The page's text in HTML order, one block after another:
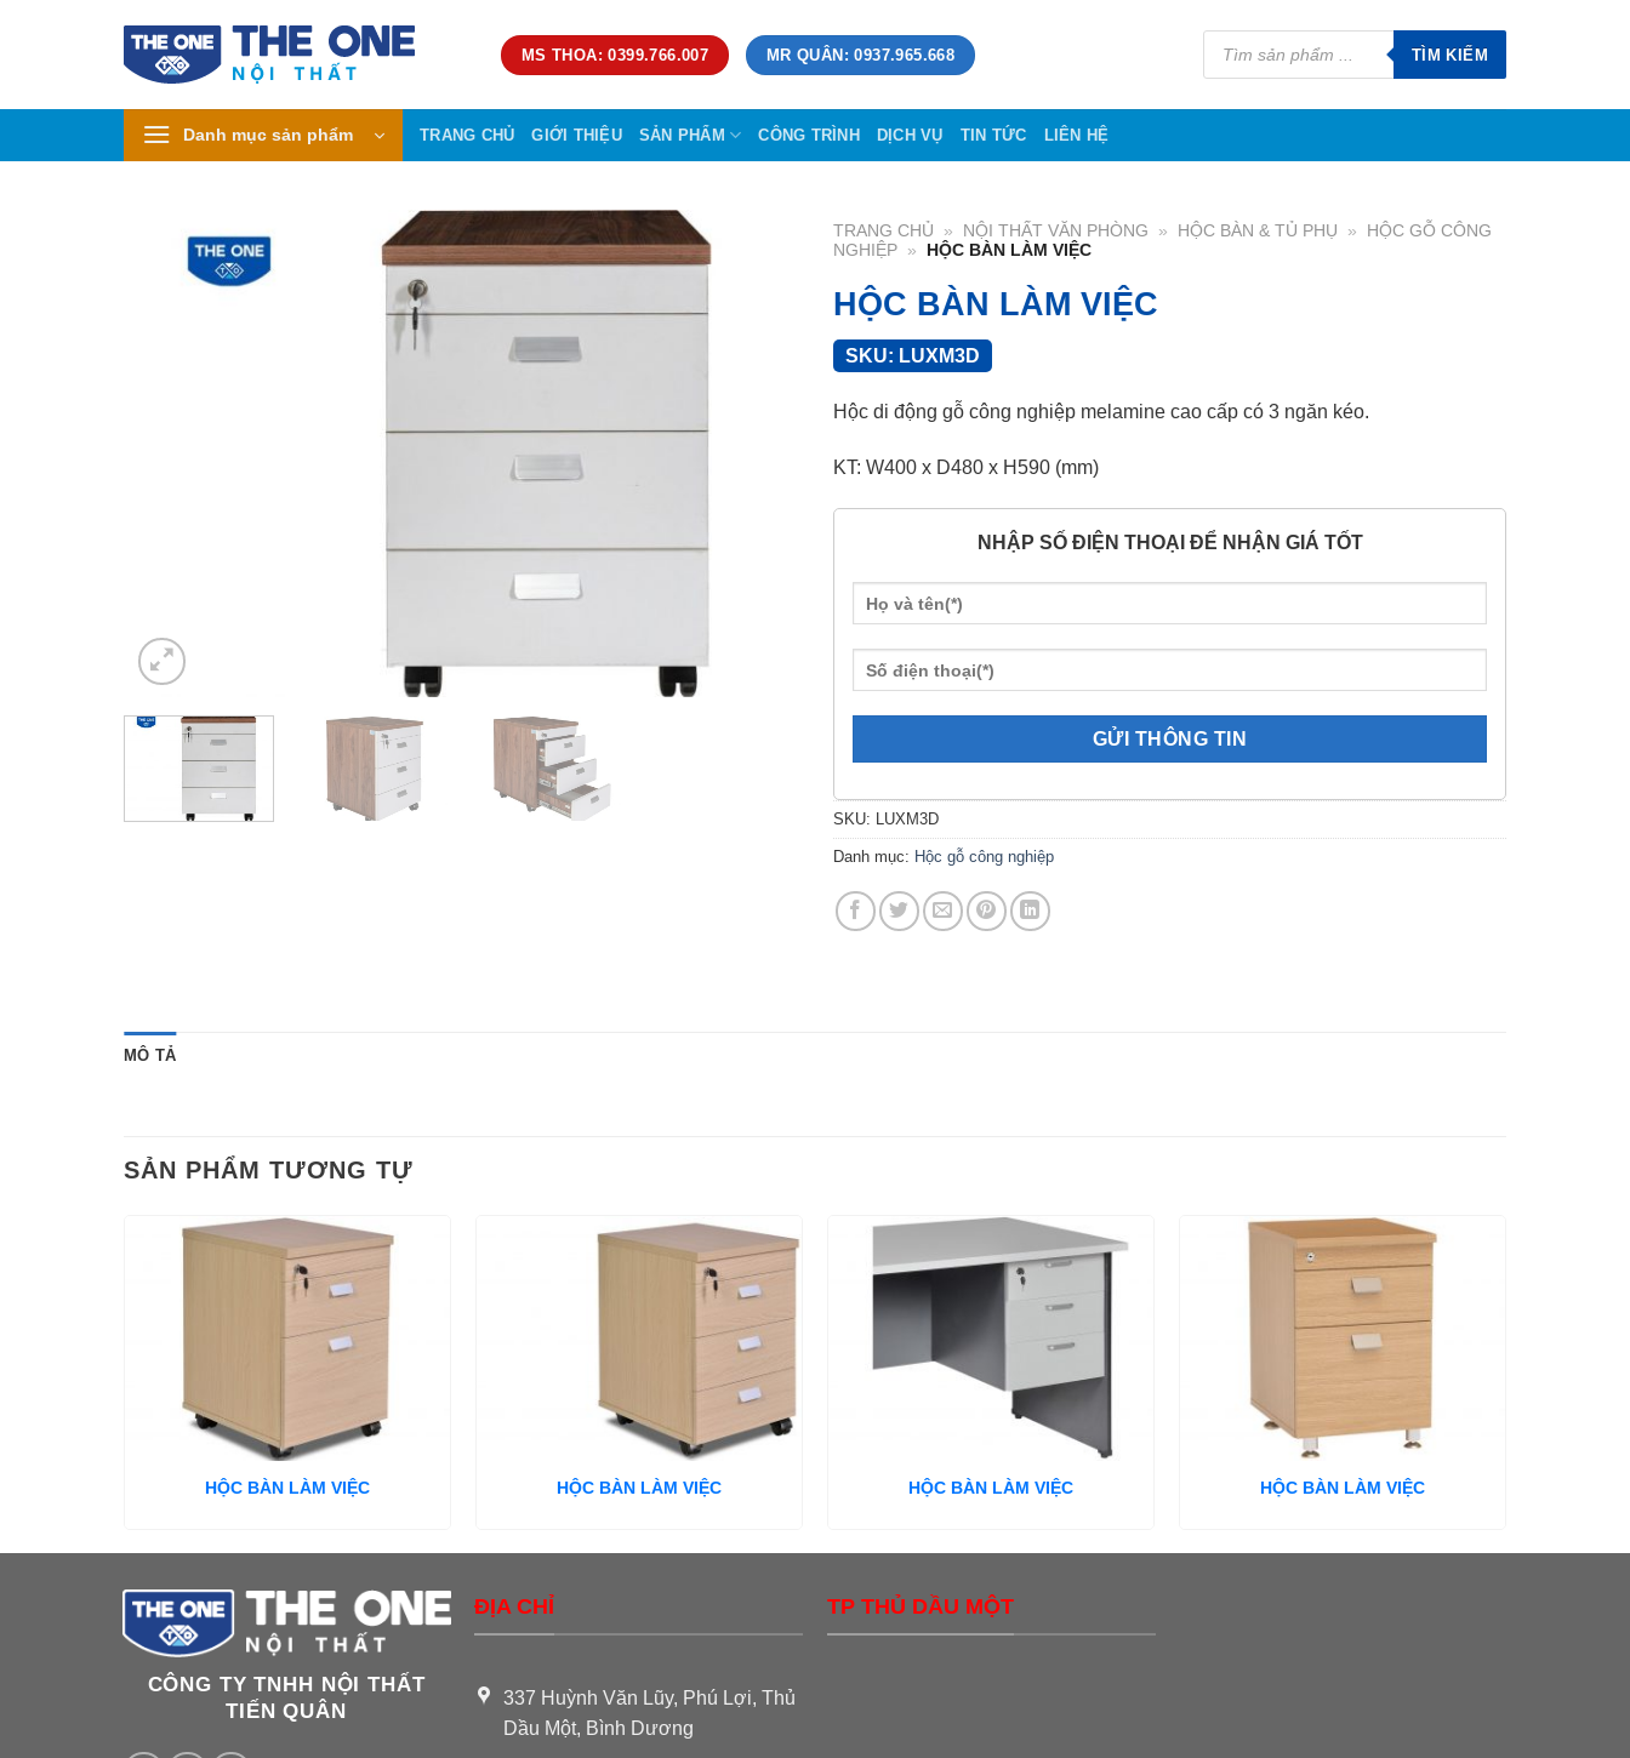
MS THOA: 0399.766.007 MR QUÂN: 0937.965.668
Tìm
kiếm
phẩm
TÌM KIẾM
Danh mục sản phẩm TRANG CHỦ GIỚI THIỆU SẢN PHẨM CÔNG TRÌNH DỊCH VỤ TIN TỨC LIÊN HỆ
TRANG CHỦ » NỘI THẤT VĂN PHÒNG » HỘC BÀN & TỦ PHỤ »
HỘC GỖ CÔNG
NGHIỆP » HỘC BÀN LÀM VIỆC
HỘC BÀN LÀM VIỆC
SKU: LUXM3D
Hộc di động gỗ công nghiệp melamine cao cấp có 3 ngăn kéo.
KT: W400 x D480 x H590 (mm)
NHẬP SỐ ĐIỆN THOẠI ĐỂ NHẬN GIÁ TỐT
SKU: LUXM3D
Danh mục: Hộc gỗ công nghiệp
MÔ TẢ
SẢN PHẨM TƯƠNG TỰ
HỘC BÀN LÀM VIỆC HỘC BÀN LÀM VIỆC HỘC BÀN LÀM VIỆC HỘC BÀN LÀM VIỆC
CÔNG TY TNHH NỘI THẤT
TIẾN QUÂN
ĐỊA CHỈ
337 Huỳnh Văn Lũy, Phú Lợi, Thủ
Dầu Một, Bình Dương
TP THỦ DẦU MỘT